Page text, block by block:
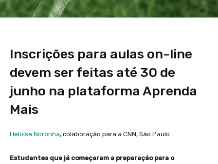
Inscrições para aulas on-line
devem ser feitas até 30 de
junho na plataforma Aprenda
Mais
Heloísa Noronha, colaboração para a CNN, São Paulo
Estudantes que já começaram a preparação para o